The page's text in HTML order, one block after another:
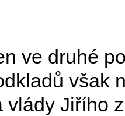
ve druhé
však
vlády Jiřího